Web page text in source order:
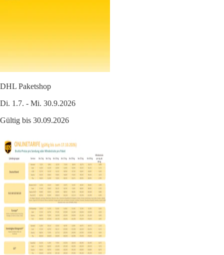
DHL Paketshop
Di. 1.7. - Mi. 30.9.2026
Gültig bis 30.09.2026